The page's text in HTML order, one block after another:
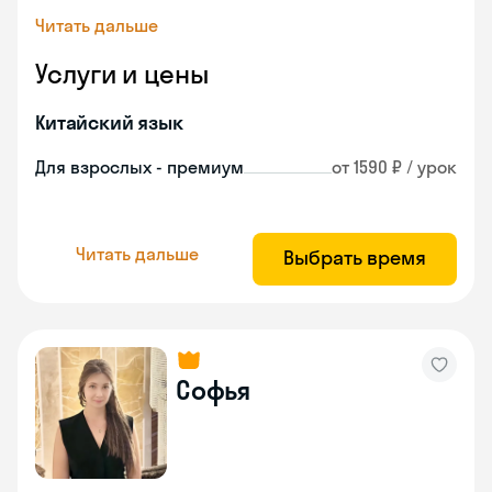
Читать дальше
Услуги и цены
Китайский язык
Для взрослых - премиум от 1590 ₽ / урок
Читать дальше Выбрать время
Софья